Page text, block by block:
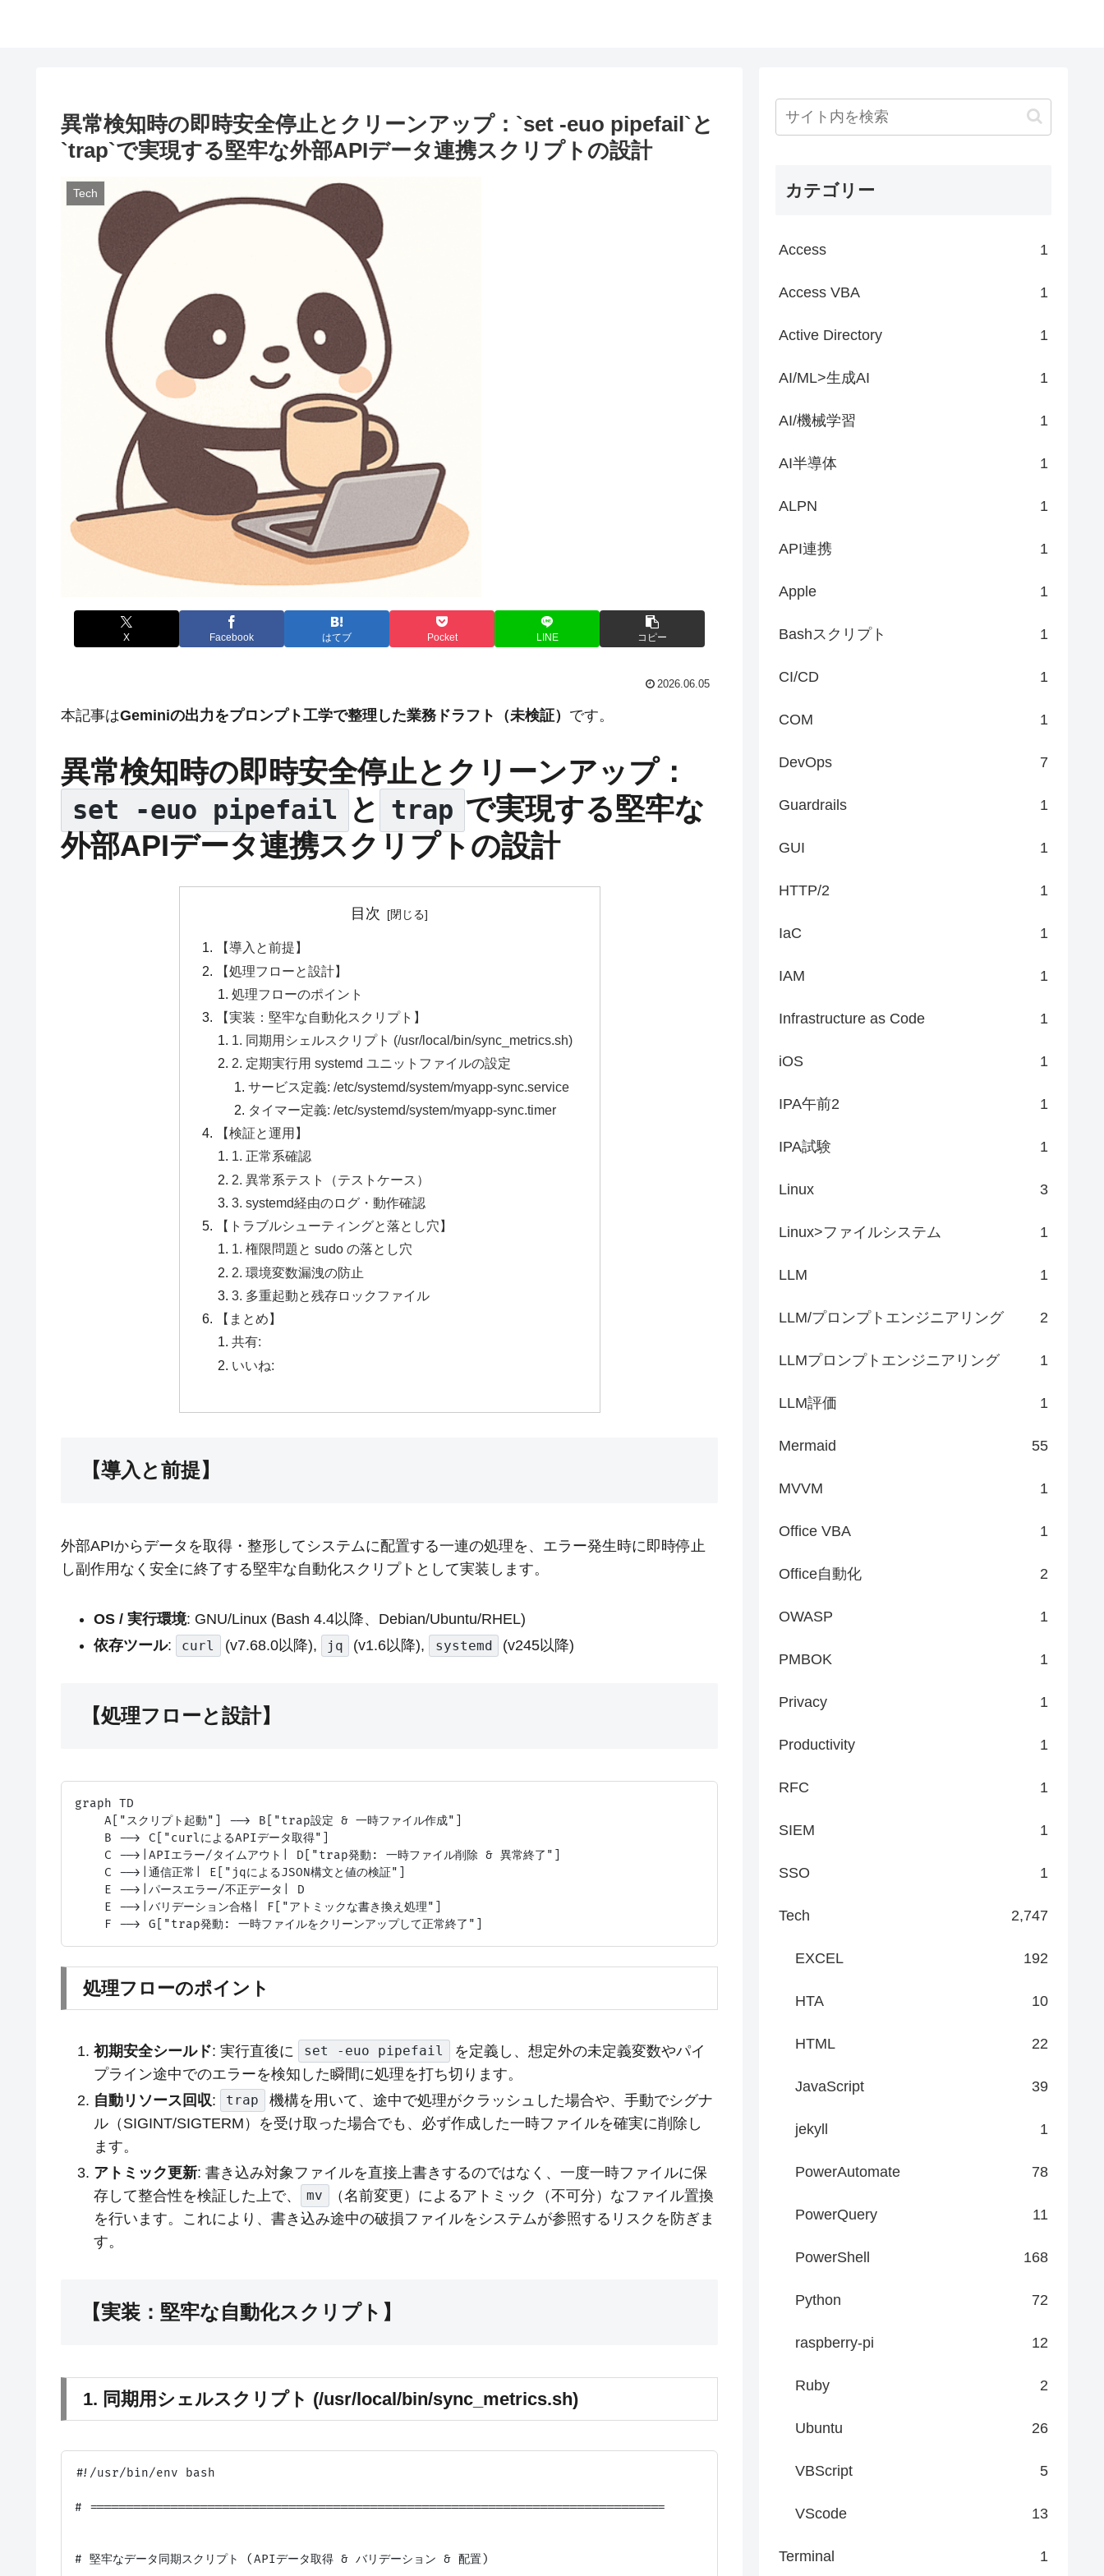
異常検知時の即時安全停止とクリーンアップ：`set -euo pipefail`と
`trap`で実現する堅牢な外部APIデータ連携スクリプトの設計
Tech
X Facebook はてブ Pocket LINE コピー
2026.06.05
本記事はGeminiの出力をプロンプト工学で整理した業務ドラフト（未検証） です。
異常検知時の即時安全停止とクリーンアップ：
set -euo pipefail と trap で実現する堅牢な
外部APIデータ連携スクリプトの設計
目次
【導入と前提】
【処理フローと設計】
処理フローのポイント
【実装：堅牢な自動化スクリプト】
1. 同期用シェルスクリプト (/usr/local/bin/sync_metrics.sh)
2. 定期実行用 systemd ユニットファイルの設定
サービス定義: /etc/systemd/system/myapp-sync.service
タイマー定義: /etc/systemd/system/myapp-sync.timer
【検証と運用】
1. 正常系確認
2. 異常系テスト（テストケース）
3. systemd経由のログ・動作確認
【トラブルシューティングと落とし穴】
1. 権限問題と sudo の落とし穴
2. 環境変数漏洩の防止
3. 多重起動と残存ロックファイル
【まとめ】
共有:
いいね:
【導入と前提】
外部APIからデータを取得・整形してシステムに配置する一連の処理を、エラー発生時に即時停止
し副作用なく安全に終了する堅牢な自動化スクリプトとして実装します。
OS / 実行環境: GNU/Linux (Bash 4.4以降、Debian/Ubuntu/RHEL)
依存ツール: curl (v7.68.0以降), jq (v1.6以降), systemd (v245以降)
【処理フローと設計】
graph TD
    A["スクリプト起動"] --> B["trap設定 & 一時ファイル作成"]
    B --> C["curlによるAPIデータ取得"]
    C -->|APIエラー/タイムアウト| D["trap発動: 一時ファイル削除 & 異常終了"]
    C -->|通信正常| E["jqによるJSON構文と値の検証"]
    E -->|パースエラー/不正データ| D
    E -->|バリデーション合格| F["アトミックな書き換え処理"]
処理フローのポイント
初期安全シールド: 実行直後に set -euo pipefail
を定義し、想定外の未定義変数やパイ
プライン途中でのエラーを検知した瞬間に処理を打ち切ります。
自動リソース回収: trap
機構を用いて、途中で処理がクラッシュした場合や、手動でシグナ
ル（SIGINT/SIGTERM）を受け取った場合でも、必ず作成した一時ファイルを確実に削除し
ます。
アトミック更新: 書き込み対象ファイルを直接上書きするのではなく、一度一時ファイルに保
存して整合性を検証した上で、
mv
（名前変更）によるアトミック（不可分）なファイル置換
を行います。これにより、書き込み途中の破損ファイルをシステムが参照するリスクを防ぎま
す。
【実装：堅牢な自動化スクリプト】
1. 同期用シェルスクリプト (/usr/local/bin/sync_metrics.sh)
#!/usr/bin/env bash
# ==============================================================================
# 堅牢なデータ同期スクリプト (APIデータ取得 & バリデーション & 配置)
カテゴリー
Access 1
Access VBA 1
Active Directory 1
AI/ML>生成AI 1
AI/機械学習 1
AI半導体 1
ALPN 1
API連携 1
Apple 1
Bashスクリプト 1
CI/CD 1
COM 1
DevOps 7
Guardrails 1
GUI 1
HTTP/2 1
IaC 1
IAM 1
Infrastructure as Code 1
iOS 1
IPA午前2 1
IPA試験 1
Linux 3
Linux>ファイルシステム 1
LLM 1
LLM/プロンプトエンジニアリング 2
LLMプロンプトエンジニアリング 1
LLM評価 1
Mermaid 55
MVVM 1
Office VBA 1
Office自動化 2
OWASP 1
PMBOK 1
Privacy 1
Productivity 1
RFC 1
SIEM 1
SSO 1
Tech 2,747
EXCEL 192
HTA 10
HTML 22
JavaScript 39
jekyll 1
PowerAutomate 78
PowerQuery 11
PowerShell 168
Python 72
raspberry-pi 12
Ruby 2
Ubuntu 26
VBScript 5
VScode 13
Terminal 1